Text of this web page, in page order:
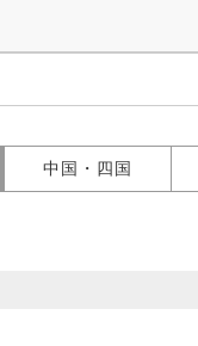
中国・四国